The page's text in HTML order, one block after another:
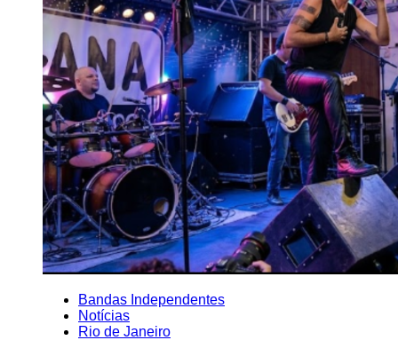
Bandas Independentes
Notícias
Rio de Janeiro